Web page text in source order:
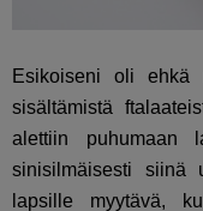
Esikoiseni oli ehkä
sisältämistä
alettiin puhumaan
sinisilmäisesti siinä
lapsille myytävä,